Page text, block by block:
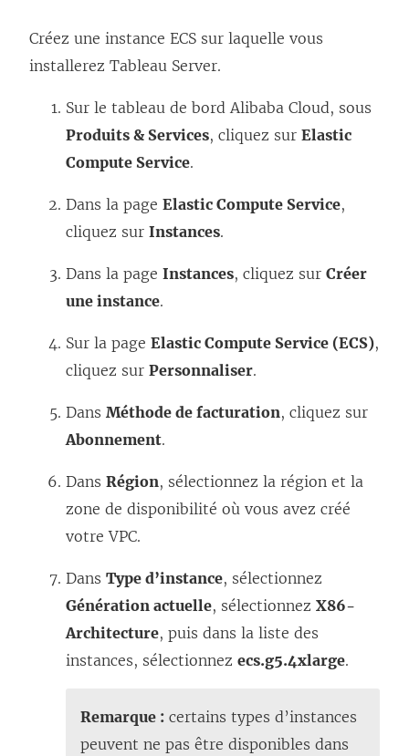
Créez une instance ECS sur laquelle vous
installerez Tableau Server.
Sur le tableau de bord Alibaba Cloud, sous
Produits & Services, cliquez sur Elastic
Compute Service.
Dans la page Elastic Compute Service,
cliquez sur Instances.
Dans la page Instances, cliquez sur Créer
une instance.
Sur la page Elastic Compute Service (ECS),
cliquez sur Personnaliser.
Dans Méthode de facturation, cliquez sur
Abonnement.
Dans Région, sélectionnez la région et la
zone de disponibilité où vous avez créé
votre VPC.
Dans Type d’instance, sélectionnez
Génération actuelle, sélectionnez X86-
Architecture, puis dans la liste des
instances, sélectionnez ecs.g5.4xlarge.
Remarque : certains types d’instances
peuvent ne pas être disponibles dans